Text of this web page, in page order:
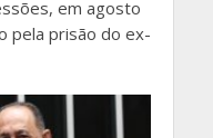
em agosto
pela prisão do ex-